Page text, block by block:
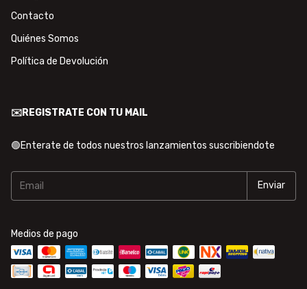
Contacto
Quiénes Somos
Política de Devolución
✉️REGISTRATE CON TU MAIL
🟢Enterate de todos nuestros lanzamientos suscribiendote
Medios de pago